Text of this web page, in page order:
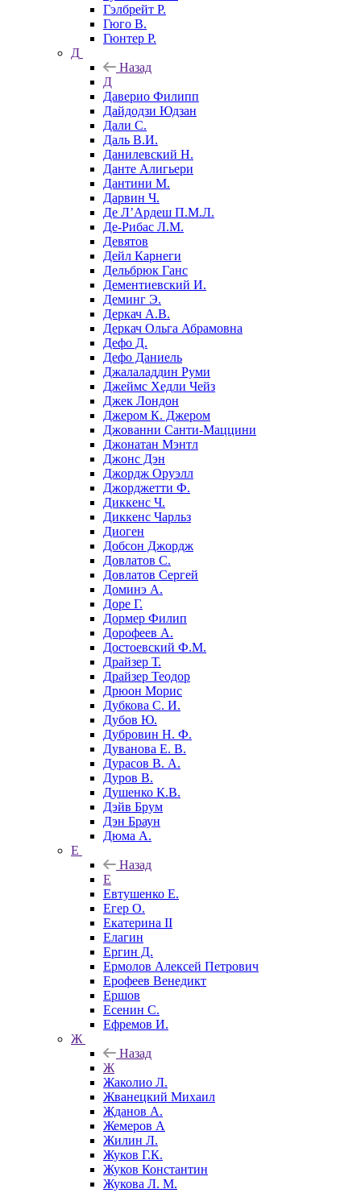
Гэлбрейт Р.
Гюго В.
Гюнтер Р.
Д
Назад
Д
Даверио Филипп
Дайдодзи Юдзан
Дали С.
Даль В.И.
Данилевский Н.
Данте Алигьери
Дантини М.
Дарвин Ч.
Де Л’Ардеш П.М.Л.
Де-Рибас Л.М.
Девятов
Дейл Карнеги
Дельбрюк Ганс
Дементиевский И.
Деминг Э.
Деркач А.В.
Деркач Ольга Абрамовна
Дефо Д.
Дефо Даниель
Джалаладдин Руми
Джеймс Хедли Чейз
Джек Лондон
Джером К. Джером
Джованни Санти-Маццини
Джонатан Мэнтл
Джонс Дэн
Джордж Оруэлл
Джорджетти Ф.
Диккенс Ч.
Диккенс Чарльз
Диоген
Добсон Джордж
Довлатов С.
Довлатов Сергей
Доминэ А.
Доре Г.
Дормер Филип
Дорофеев А.
Достоевский Ф.М.
Драйзер Т.
Драйзер Теодор
Дрюон Морис
Дубкова С. И.
Дубов Ю.
Дубровин Н. Ф.
Дуванова Е. В.
Дурасов В. А.
Дуров В.
Душенко К.В.
Дэйв Брум
Дэн Браун
Дюма А.
Е
Назад
Е
Евтушенко Е.
Егер О.
Екатерина II
Елагин
Ергин Д.
Ермолов Алексей Петрович
Ерофеев Венедикт
Ершов
Есенин С.
Ефремов И.
Ж
Назад
Ж
Жаколио Л.
Жванецкий Михаил
Жданов А.
Жемеров А
Жилин Л.
Жуков Г.К.
Жуков Константин
Жукова Л. М.